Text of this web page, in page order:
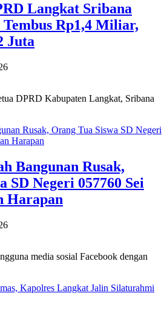
Langkat Sribana
Rp1,4 Miliar,
Juta
DPRD Kabupaten Langkat, Sribana
Bangunan Rusak,
SD Negeri 057760 Sei
Harapan
media sosial Facebook dengan